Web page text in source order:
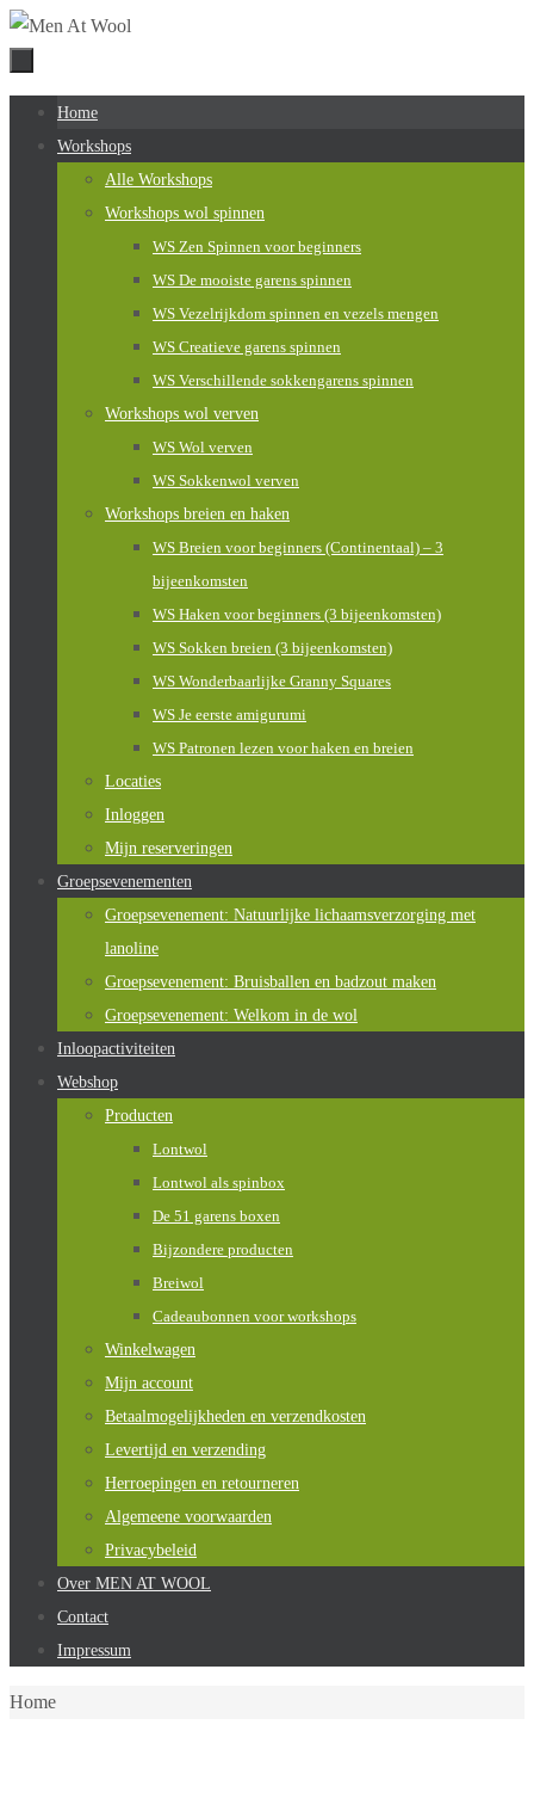
Naar
inhoud
springen
Naar
Home
Workshops
Alle Workshops
Workshops wol spinnen
WS Zen Spinnen voor beginners
WS De mooiste garens spinnen
WS Vezelrijkdom spinnen en vezels mengen
WS Creatieve garens spinnen
WS Verschillende sokkengarens spinnen
Workshops wol verven
WS Wol verven
WS Sokkenwol verven
Workshops breien en haken
WS Breien voor beginners (Continentaal) – 3
bijeenkomsten
WS Haken voor beginners (3 bijeenkomsten)
WS Sokken breien (3 bijeenkomsten)
WS Wonderbaarlijke Granny Squares
WS Je eerste amigurumi
WS Patronen lezen voor haken en breien
Locaties
Inloggen
Mijn reserveringen
Groepsevenementen
Groepsevenement: Natuurlijke lichaamsverzorging met
lanoline
Groepsevenement: Bruisballen en badzout maken
Groepsevenement: Welkom in de wol
Inloopactiviteiten
Webshop
Producten
Lontwol
Lontwol als spinbox
De 51 garens boxen
Bijzondere producten
Breiwol
Cadeaubonnen voor workshops
Winkelwagen
Mijn account
Betaalmogelijkheden en verzendkosten
Levertijd en verzending
Herroepingen en retourneren
Algemeene voorwaarden
Privacybeleid
Over MEN AT WOOL
Contact
Impressum
Home
Home